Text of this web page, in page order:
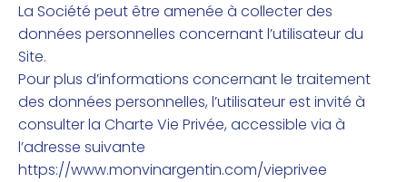
La Société peut être amenée à collecter des
données personnelles concernant l’utilisateur du
Site.
Pour plus d’informations concernant le traitement
des données personnelles, l’utilisateur est invité à
consulter la Charte Vie Privée, accessible via à
l’adresse suivante
https://www.monvinargentin.com/vieprivee